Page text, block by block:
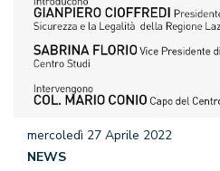
mercoledì 27 Aprile 2022
NEWS